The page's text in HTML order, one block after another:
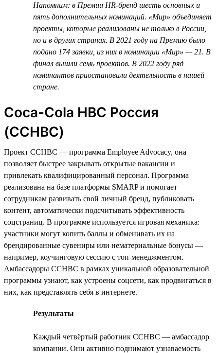
Напомним: в Премии HR-бренд шесть основных и
пять дополнительных номинаций. «Мир» объединяет
проекты, которые реализованы не только в России,
но и в других странах. В 2021 году на Премию было
подано 174 заявки, из них в номинации «Мир» — 21. В
финал вышли семь проектов. В 2022 году ряд
номинантов приостановили деятельность в нашей
стране.
Coca-Cola HBC Россия
(CCHBC)
Проект CCHBC — программа Employee Advocacy, она
позволяет быстрее закрывать открытые вакансии и
привлекать квалифицированный персонал. Программа
реализована на базе платформы SMARP и помогает
сотрудникам развивать свой личный бренд, публиковать
контент, автоматически подсчитывать эффективность
соцстраниц. В программе используется игровая механика:
участники могут копить баллы и обменивать их на
брендированные сувениры или нематериальные бонусы —
например, коучинговую сессию с топ-менеджментом.
Амбассадоры CCHBC в рамках уникальной образовательной
программы узнают, как устроены соцсети, как продвигаться в
них, как представлять себя в интернете.
Результаты
Каждый четвёртый работник CCHBC — амбассадор
компании. Они активно поднимают узнаваемость